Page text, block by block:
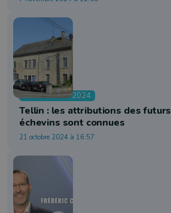
Communales 2024
Tellin : les attributions des futurs
échevins sont connues
21 octobre 2024 à 16:57